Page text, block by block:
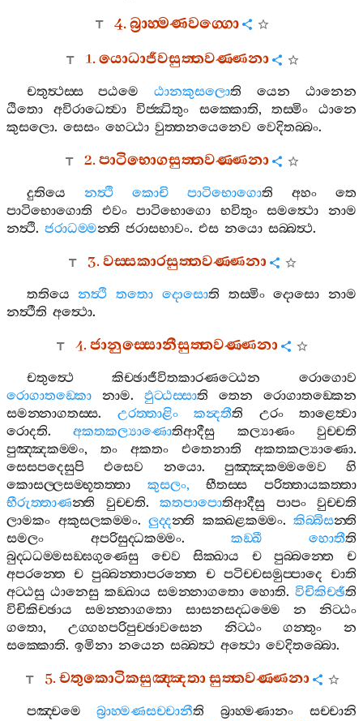
4.බ්‍රාහ‍්මණවග‍්ගො
1.යොධාජීවසුත‍්තවණ‍්ණනා
චතුත්‍ථස‍්ස පඨමෙ ඨානකුසලොති යෙන
ඨානෙන
ඨිතො
අවිරාධෙත්‍වා විජ‍්ඣිතුං සක‍්කොති,තස‍්මිං
ඨානෙ
කුසලො. සෙසං හෙට‍්ඨා වුත‍්තනයෙනෙව වෙදිතබ‍්බං.
2.පාටිභොගසුත‍්තවණ‍්ණනා
දුතියෙ නත්‍ථි කොචි පාටිභොගොති අහං
තෙ
පාටිභොගොති
එවං පාටිභොගො භවිතුං සමත්‍ථො
නාම
නත්‍ථි. ජරාධම‍්මන‍්ති ජරාසභාවං. එස නයො සබ‍්බත්‍ථ.
3.වස‍්සකාරසුත‍්තවණ‍්ණනා
තතියෙ නත්‍ථි තතො දොසොති තස‍්මිං දොසො නාම
නත්‍ථීති අත්‍ථො.
4.ජානුස‍්සොනීසුත‍්තවණ‍්ණනා
චතුත්‍ථෙ කිච‍්ඡාජීවිතකාරණට‍්ඨෙන
රොගොව
රොගාතඞ‍්කො
නාම. ඵුට‍්ඨස‍්සාති තෙන
රොගාතඞ‍්කෙන
සමන‍්නාගතස‍්ස. උරත‍්තාළිං කන්‍දතීති උරං
තාළෙත්‍වා
රොදති.අකතකල්‍යාණොතිආදීසු කල්‍යාණං
වුච‍්චති
පුඤ‍්ඤකම‍්මං, තං අකතං එතෙනාති අකතකල්‍යාණො.
සෙසපදෙසුපි
එසෙව නයො. පුඤ‍්ඤකම‍්මමෙව
හි
කොසල‍්ලසම‍්භූතත‍්තා
කුසලං, භීතස‍්ස
පරිත‍්තායකත‍්තා
භීරුත‍්තාණන‍්ති වුච‍්චති. කතපාපොතිආදීසු පාපං
වුච‍්චති
ලාමකං අකුසලකම‍්මං. ලුද‍්දන‍්ති කක‍්ඛළකම‍්මං. කිබ‍්බිසන‍්ති
සමලං
අපරිසුද‍්ධකම‍්මං.කඞ‍්ඛී හොතීති
බුද‍්ධධම‍්මසඞ‍්ඝගුණෙසු
චෙව සික‍්ඛාය ච පුබ‍්බන‍්තෙ
ච
අපරන‍්තෙ ච පුබ‍්බන‍්තාපරන‍්තෙ ච පටිච‍්චසමුප‍්පාදෙ චාති
අට‍්ඨසු ඨානෙසු කඞ‍්ඛාය සමන‍්නාගතො හොති.විචිකිච‍්ඡීති
විචිකිච‍්ඡාය
සමන‍්නාගතො සාසනසද‍්ධම‍්මෙ න
නිට‍්ඨං
ගතො, උග‍්ගහපරිපුච‍්ඡාවසෙන නිට‍්ඨං ගන‍්තුං
න
සක‍්කොති. ඉමිනා නයෙන සබ‍්බත්‍ථ අත්‍ථො වෙදිතබ‍්බො.
5.චතුකොටිකසුඤ‍්ඤතාසුත‍්තවණ‍්ණනා
පඤ‍්චමෙ බ්‍රාහ‍්මණසච‍්චානීති බ්‍රාහ‍්මණානං
සච‍්චානි